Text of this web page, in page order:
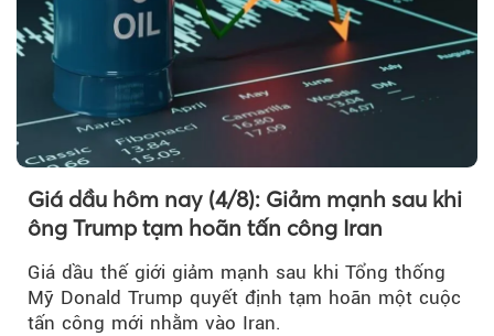
Giá dầu hôm nay (4/8): Giảm mạnh sau khi
ông Trump tạm hoãn tấn công Iran
Giá dầu thế giới giảm mạnh sau khi Tổng thống
Mỹ Donald Trump quyết định tạm hoãn một cuộc
tấn công mới nhằm vào Iran.